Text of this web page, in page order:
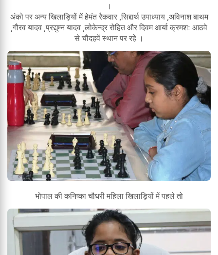
।
अंको पर अन्य खिलाड़ियों में हेमंत रैकवार ,सिद्दार्थ उपाध्याय ,अविनाश बाथम
,गौरव यादव ,प्रद्युम्न यादव ,लोकेन्द्र रोहित और दिवम आर्या क्रमशः आठवे
से चौदहवें स्थान पर रहे ।
भोपाल की कनिष्का चौधरी महिला खिलाड़ियों में पहले तो